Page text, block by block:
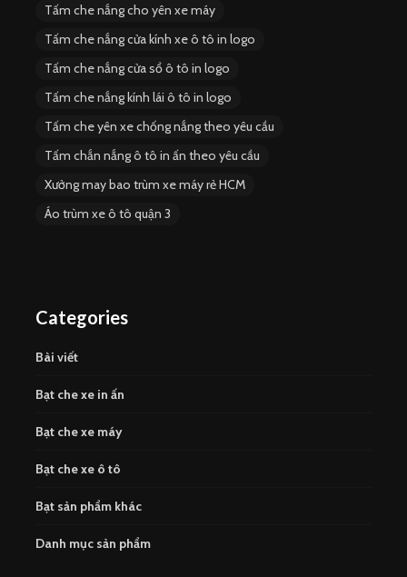
Tấm che nắng cho yên xe máy
Tấm che nắng cửa kính xe ô tô in logo
Tấm che nắng cửa sổ ô tô in logo
Tấm che nắng kính lái ô tô in logo
Tấm che yên xe chống nắng theo yêu cầu
Tấm chắn nắng ô tô in ấn theo yêu cầu
Xưởng may bao trùm xe máy rẻ HCM
Áo trùm xe ô tô quận 3
Categories
Bài viết
Bạt che xe in ấn
Bạt che xe máy
Bạt che xe ô tô
Bạt sản phẩm khác
Danh mục sản phẩm